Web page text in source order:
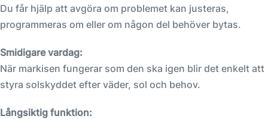
Du får hjälp att avgöra om problemet kan justeras,
programmeras om eller om någon del behöver bytas.
Smidigare vardag:
När markisen fungerar som den ska igen blir det enkelt att
styra solskyddet efter väder, sol och behov.
Långsiktig funktion: